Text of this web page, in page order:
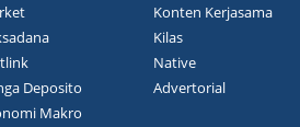
Deposito
Makro
Konten Kerjasama
Kilas
Native
Advertorial